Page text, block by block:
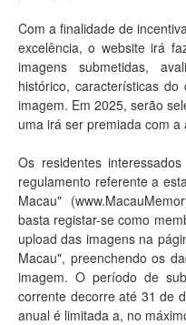
Com a finalidade de
excelência, o website irá
imagens submetidas,
histórico, características
imagem. Em 2025, serão
uma irá ser premiada com
Os residentes
regulamento referente a
Macau" (
basta registar-se como
upload das imagens na
Macau", preenchendo os
imagem. O período de
corrente decorre até 31 de
anual é limitada a, no